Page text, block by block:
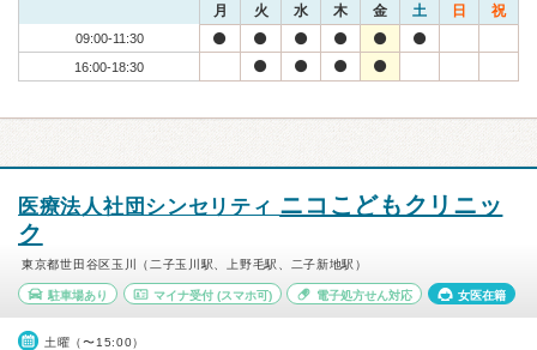
月 火 水 木 金 土 日 祝
09:00-11:30
16:00-18:30
医療法人社団シンセリティ ニコこどもクリニッ
ク
東京都世田谷区玉川（二子玉川駅、上野毛駅、二子新地駅）
駐車場あり マイナ受付(スマホ可) 電子処方せん対応 女医在籍
土曜（〜15:00）